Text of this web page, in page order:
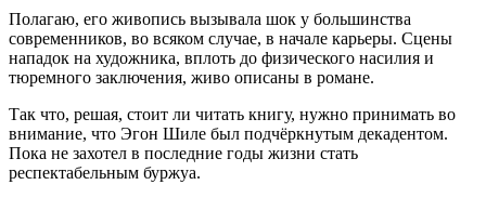
Полагаю, его живопись вызывала шок у большинства
современников, во всяком случае, в начале карьеры. Сцены
нападок на художника, вплоть до физического насилия и
тюремного заключения, живо описаны в романе.
Так что, решая, стоит ли читать книгу, нужно принимать во
внимание, что Эгон Шиле был подчёркнутым декадентом.
Пока не захотел в последние годы жизни стать
респектабельным буржуа.